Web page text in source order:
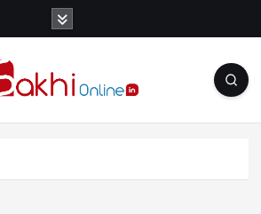
News Portal